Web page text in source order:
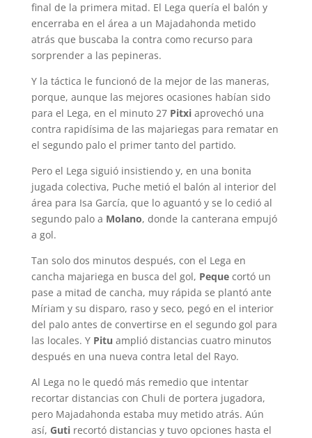
final de la primera mitad. El Lega quería el balón y
encerraba en el área a un Majadahonda metido
atrás que buscaba la contra como recurso para
sorprender a las pepineras.
Y la táctica le funcionó de la mejor de las maneras,
porque, aunque las mejores ocasiones habían sido
para el Lega, en el minuto 27 Pitxiaprovechó una
contra rapidísima de las majariegas para rematar en
el segundo palo el primer tanto del partido.
Pero el Lega siguió insistiendo y, en una bonita
jugada colectiva, Puche metió el balón al interior del
área para Isa García, que lo aguantó y se lo cedió al
segundo palo a Molano, donde la canterana empujó
a gol.
Tan solo dos minutos después, con el Lega en
cancha majariega en busca del gol, Pequecortó un
pase a mitad de cancha, muy rápida se plantó ante
Míriam y su disparo, raso y seco, pegó en el interior
del palo antes de convertirse en el segundo gol para
las locales. Y Pitu amplió distancias cuatro minutos
después en una nueva contra letal del Rayo.
Al Lega no le quedó más remedio que intentar
recortar distancias con Chuli de portera jugadora,
pero Majadahonda estaba muy metido atrás. Aún
así, Gutirecortó distancias y tuvo opciones hasta el